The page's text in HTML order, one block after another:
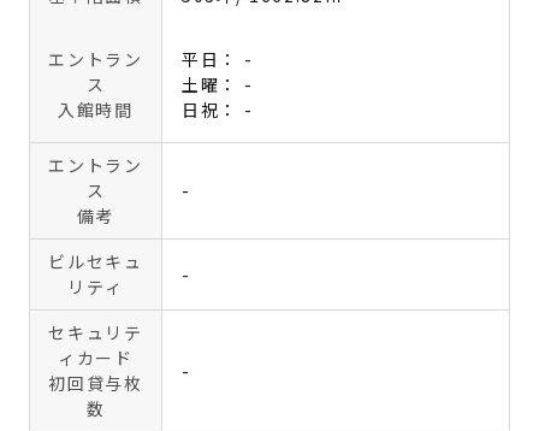
エントラン
ス
入館時間
平日： -
土曜： -
日祝： -
エントラン
ス
備考
-
ビルセキュ
リティ
-
セキュリテ
ィカード
初回貸与枚
数
-